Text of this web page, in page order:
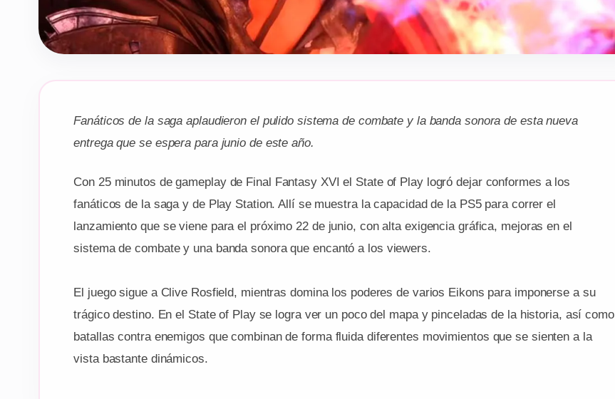
Fanáticos de la saga aplaudieron el pulido sistema de combate y la banda sonora de esta nueva
entrega que se espera para junio de este año.
Con 25 minutos de gameplay de Final Fantasy XVI el State of Play logró dejar conformes a los
fanáticos de la saga y de Play Station. Allí se muestra la capacidad de la PS5 para correr el
lanzamiento que se viene para el próximo 22 de junio, con alta exigencia gráfica, mejoras en el
sistema de combate y una banda sonora que encantó a los viewers.
El juego sigue a Clive Rosfield, mientras domina los poderes de varios Eikons para imponerse a su
trágico destino. En el State of Play se logra ver un poco del mapa y pinceladas de la historia, así como
batallas contra enemigos que combinan de forma fluida diferentes movimientos que se sienten a la
vista bastante dinámicos.